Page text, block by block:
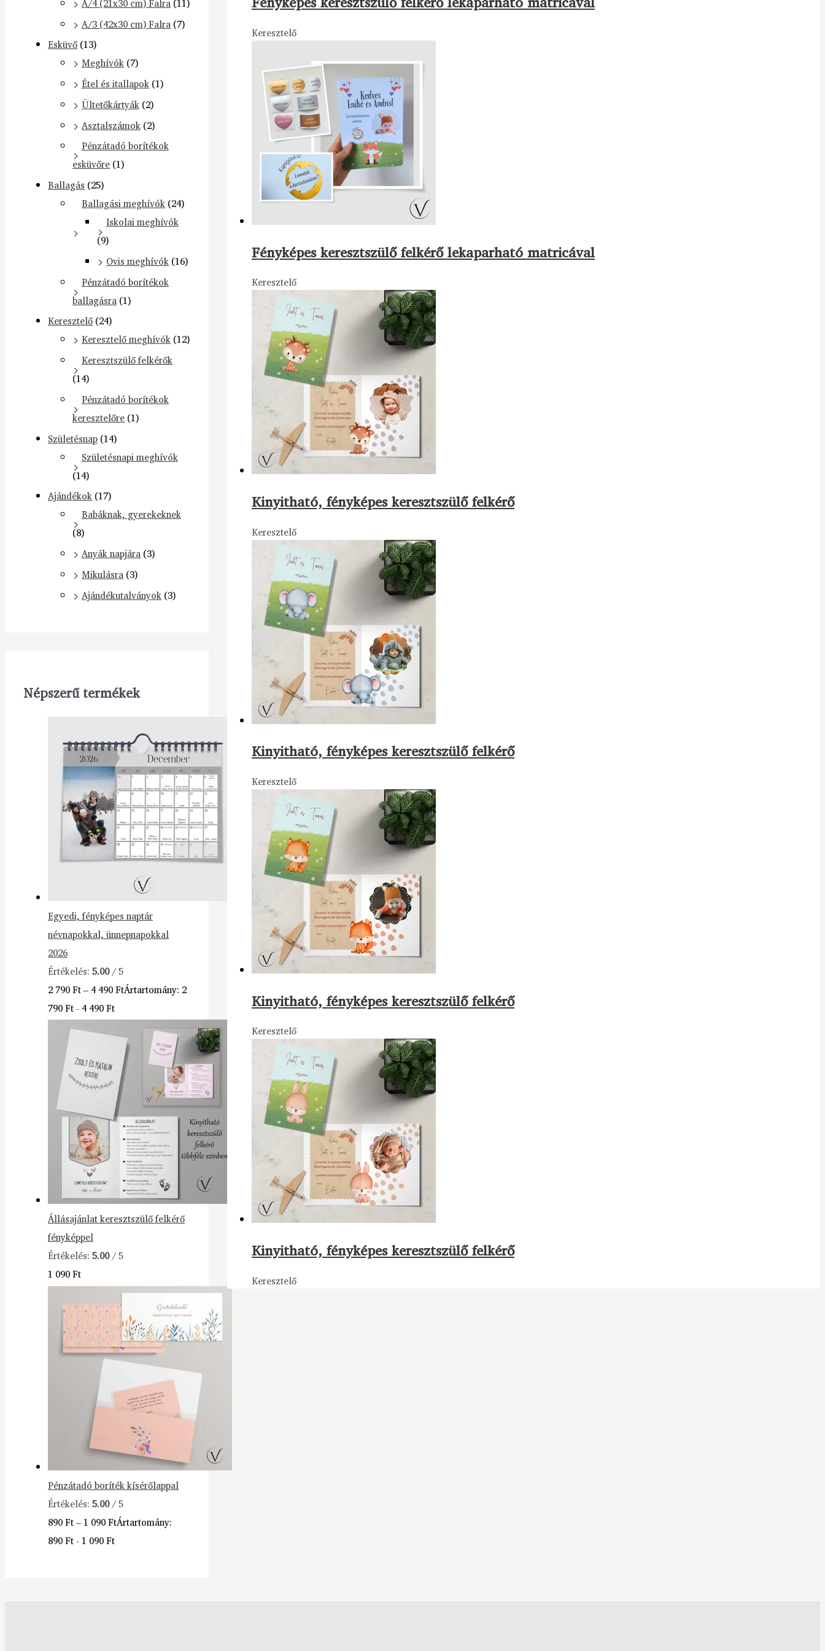
A/4 (21x30 cm) Falra (11)
A/3 (42x30 cm) Falra (7)
Esküvő (13)
Meghívók (7)
Étel és itallapok (1)
Ültetőkártyák (2)
Asztalszámok (2)
Pénzátadó borítékok
esküvőre (1)
Ballagás (25)
Ballagási meghívók (24)
Iskolai meghívók
(9)
Ovis meghívók (16)
Pénzátadó borítékok
ballagásra (1)
Keresztelő (24)
Keresztelő meghívók (12)
Keresztszülő felkérők
(14)
Pénzátadó borítékok
keresztelőre (1)
Születésnap (14)
Születésnapi meghívók
(14)
Ajándékok (17)
Babáknak, gyerekeknek
(8)
Anyák napjára (3)
Mikulásra (3)
Ajándékutalványok (3)
Népszerű termékek
Egyedi, fényképes naptár
névnapokkal, ünnepnapokkal
2026
Értékelés: 5.00/ 5
2 790Ft– 4 490FtÁrtartomány: 2
790 Ft - 4 490 Ft
Állásajánlat keresztszülő felkérő
fényképpel
Értékelés: 5.00/ 5
1 090Ft
Pénzátadó boríték kísérőlappal
Értékelés: 5.00/ 5
890Ft–1 090FtÁrtartomány:
890 Ft - 1 090 Ft
Keresztelő
Fényképes keresztszülő felkérő lekaparható matricával
Keresztelő
Kinyitható, fényképes keresztszülő felkérő
Keresztelő
Kinyitható, fényképes keresztszülő felkérő
Keresztelő
Kinyitható, fényképes keresztszülő felkérő
Keresztelő
Kinyitható, fényképes keresztszülő felkérő
Keresztelő